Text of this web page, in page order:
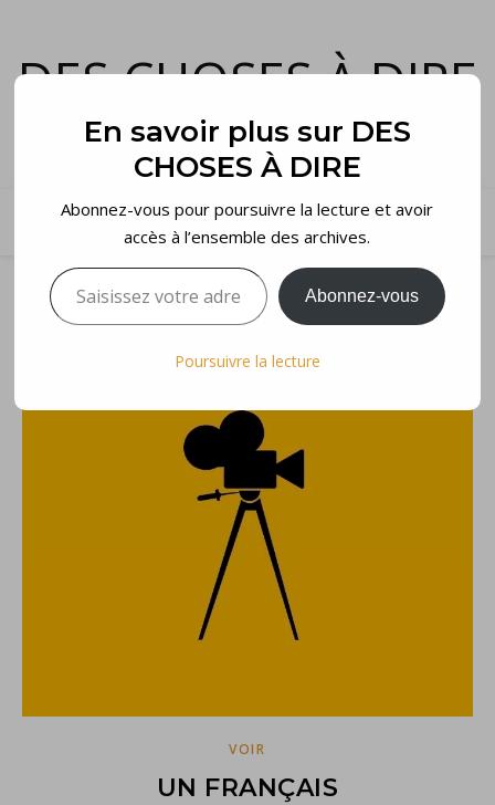
DES CHOSES À DIRE
et voilà…
VOIR
UN FRANÇAIS
En savoir plus sur DES
CHOSES À DIRE
Abonnez-vous pour poursuivre la lecture et avoir
accès à l’ensemble des archives.
Saisissez votre adresse e-mail…
Abonnez-vous
Poursuivre la lecture